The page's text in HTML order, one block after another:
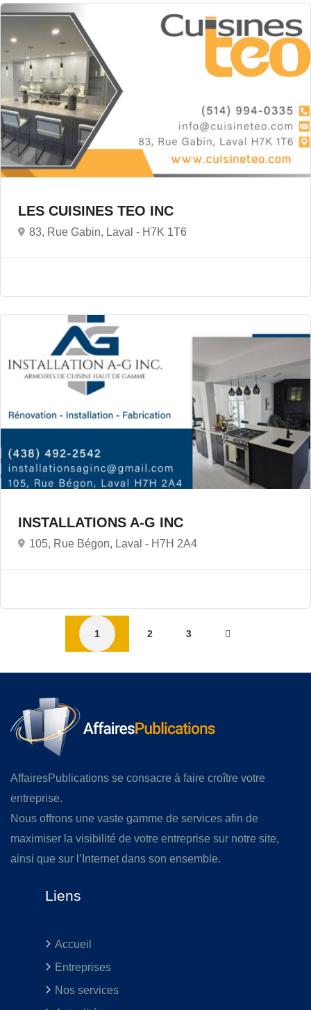
LES CUISINES TEO INC
83, Rue Gabin, Laval - H7K 1T6
INSTALLATIONS A-G INC
105, Rue Bégon, Laval - H7H 2A4
1 2 3
AffairesPublications se consacre à faire croître votre
entreprise.
Nous offrons une vaste gamme de services afin de
maximiser la visibilité de votre entreprise sur notre site,
ainsi que sur l’Internet dans son ensemble.
Liens
Accueil
Entreprises
Nos services